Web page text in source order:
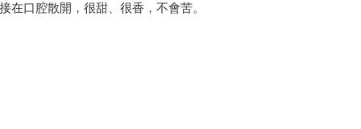
口腔散開，很甜、很香，不會苦。